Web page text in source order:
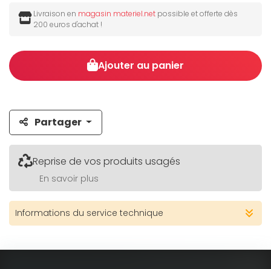
Livraison en magasin materiel.net possible et offerte dès
200 euros d'achat !
Ajouter au panier
Partager
Reprise de vos produits usagés
En savoir plus
Informations du service technique